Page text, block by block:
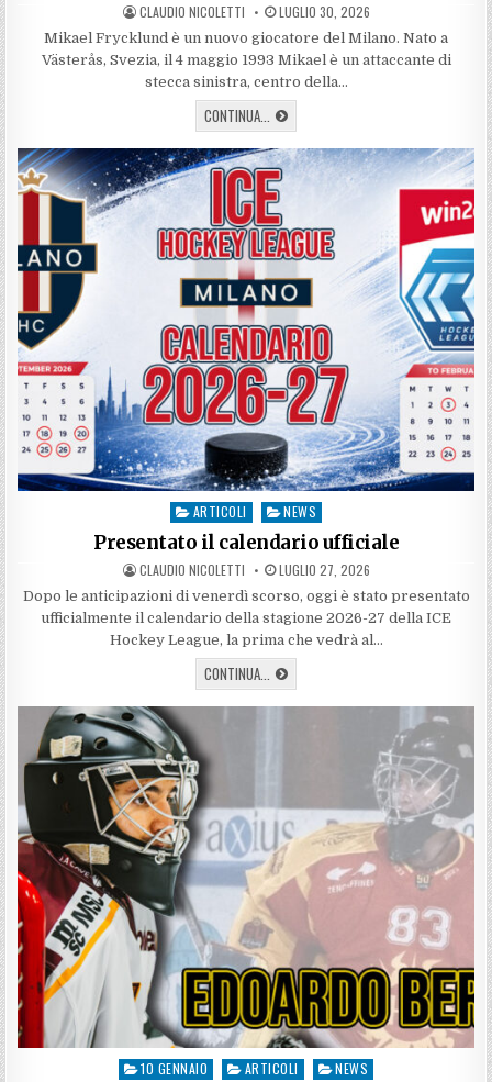
AUTHOR:
CLAUDIO NICOLETTI PUBLISHED
DATE:
LUGLIO 30, 2026
Mikael Frycklund è un nuovo giocatore del Milano. Nato a
Västerås, Svezia, il 4 maggio 1993 Mikael è un attaccante di
stecca sinistra, centro della…
CONTINUA... MIKAEL
FRYCKLUND,
IL
VIKINGO
“BERGAMASCO”
Posted
in
ARTICOLI NEWS
Presentato il calendario ufficiale
AUTHOR:
CLAUDIO NICOLETTI PUBLISHED
DATE:
LUGLIO 27, 2026
Dopo le anticipazioni di venerdì scorso, oggi è stato presentato
ufficialmente il calendario della stagione 2026-27 della ICE
Hockey League, la prima che vedrà al…
CONTINUA... PRESENTATO
IL
Posted
10 GENNAIO ARTICOLI NEWS